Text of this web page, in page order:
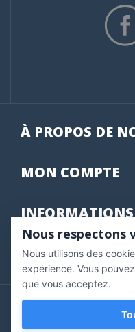
À PROPOS DE
MON COMPTE
INFORMATIONS
Marchand approuvé par la
pour vérifier .
Copyright © 2020
Nous respectons
Nous utilisons des
expérience. Vous
que vous acceptez.